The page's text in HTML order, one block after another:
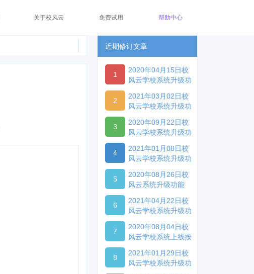
关于校风云 免费试用 帮助中心
近期修订文章
1
2020年04月15日校
风云学校系统升级功
2
2021年03月02日校
风云学校系统升级功
3
2020年09月22日校
风云学校系统升级功
4
2021年01月08日校
风云学校系统升级功
5
2020年08月26日校
风云系统升级功能
6
2021年04月22日校
风云学校系统升级功
7
2020年08月04日校
风云学校系统上线按
8
2021年01月29日校
风云学校系统升级功